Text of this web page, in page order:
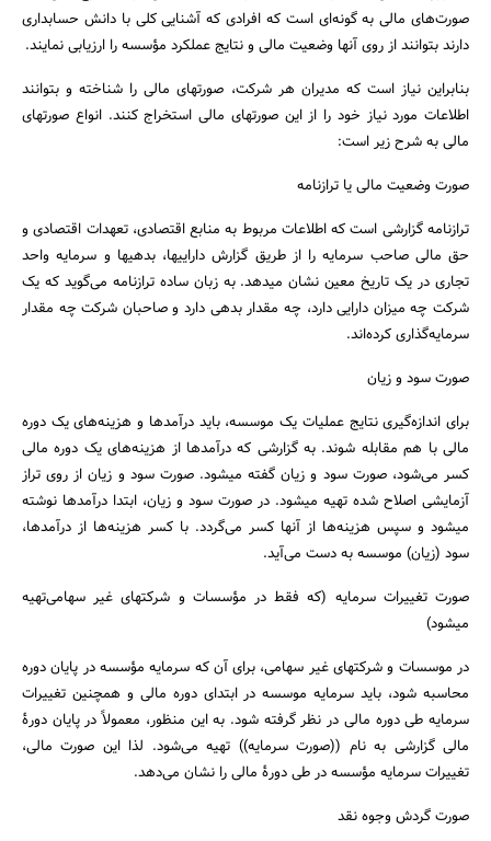
صورت‌های مالی به گونه‌ای است که افرادی که آشنایی کلی با دانش حسابداری
دارند بتوانند از روی آنها وضعیت مالی و نتایج عملکرد مؤسسه را ارزیابی نمایند.
بنابراین نیاز است که مدیران هر شرکت، صورتهای مالی را شناخته و بتوانند
اطلاعات مورد نیاز خود را از این صورتهای مالی استخراج کنند. انواع صورتهای
مالی به شرح زیر است:
صورت وضعیت مالی یا ترازنامه
ترازنامه گزارشی است که اطلاعات مربوط به منابع اقتصادی، تعهدات اقتصادی و
حق مالی صاحب سرمایه را از طریق گزارش داراییها، بدهیها و سرمایه واحد
تجاری در یک تاریخ معین نشان میدهد. به زبان ساده ترازنامه می‌گوید که یک
شرکت چه میزان دارایی دارد، چه مقدار بدهی دارد و صاحبان شرکت چه مقدار
سرمایه‌گذاری کرده‌اند.
صورت سود و زیان
برای اندازه‌گیری نتایج عملیات یک موسسه، باید درآمدها و هزینه‌های یک دوره
مالی با هم مقابله شوند. به گزارشی که درآمدها از هزینه‌های یک دوره مالی
کسر می‌شود، صورت سود و زیان گفته میشود. صورت سود و زیان از روی تراز
آزمایشی اصلاح شده تهیه میشود. در صورت سود و زیان، ابتدا درآمدها نوشته
میشود و سپس هزینه‌ها از آنها کسر می‌گردد. با کسر هزینه‌ها از درآمدها،
سود (زیان) موسسه به دست می‌آید.
صورت تغییرات سرمایه (که فقط در مؤسسات و شرکتهای غیر سهامی‌تهیه
میشود)
در موسسات و شرکتهای غیر سهامی، برای آن که سرمایه مؤسسه در پایان دوره
محاسبه شود، باید سرمایه موسسه در ابتدای دوره مالی و همچنین تغییرات
سرمایه طی دوره مالی در نظر گرفته شود. به این منظور، معمولاً در پایان دورۀ
مالی گزارشی به نام ((صورت سرمایه)) تهیه می‌شود. لذا این صورت مالی،
تغییرات سرمایه مؤسسه در طی دورۀ مالی را نشان می‌دهد.
صورت گردش وجوه نقد